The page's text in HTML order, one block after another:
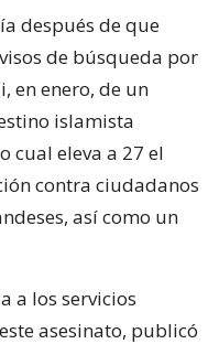
después de que
de búsqueda por
en enero, de un
islamista
cual eleva a 27 el
contra ciudadanos
así como un
a los servicios
asesinato, publicó